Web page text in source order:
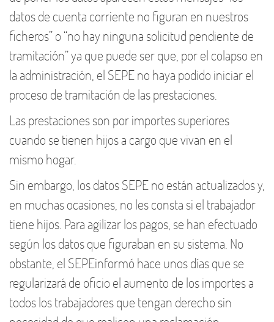
datos de cuenta corriente no figuran en nuestros
ficheros” o “no hay ninguna solicitud pendiente de
tramitación” ya que puede ser que, por el colapso en
la administración, el SEPE no haya podido iniciar el
proceso de tramitación de las prestaciones.
Las prestaciones son por importes superiores
cuando se tienen hijos a cargo que vivan en el
mismo hogar.
Sin embargo, los datos SEPE no están actualizados y,
en muchas ocasiones, no les consta si el trabajador
tiene hijos. Para agilizar los pagos, se han efectuado
según los datos que figuraban en su sistema. No
obstante, el SEPEinformó hace unos días que se
regularizará de oficio el aumento de los importes a
todos los trabajadores que tengan derecho sin